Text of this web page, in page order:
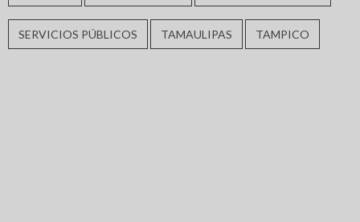
SERVICIOS PÚBLICOS TAMAULIPAS TAMPICO